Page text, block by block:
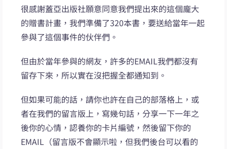
很感謝蓋亞出版社願意同意我們提出來的這個龐大
的贈書計畫，我們準備了320本書，要送給當年一起
參與了這個事件的伙伴們。
但由於當年參與的網友，許多的EMAIL我們都沒有
留存下來，所以實在沒把握全都通知到。
但如果可能的話，請你也許在自己的部落格上，或
者在我們的留言版上，寫幾句話，分享一下一年之
後你的心情，認養你的卡片編號，然後留下你的
EMAIL（留言版不會顯示啦，但我們後台可以看的